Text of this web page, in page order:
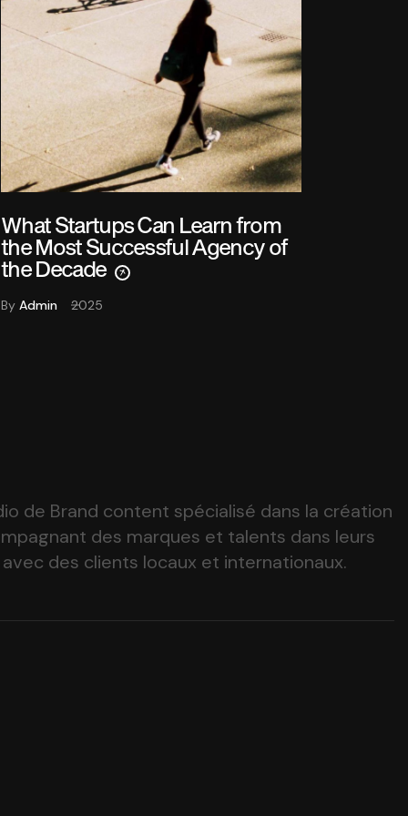
What Startups Can Learn from
the Most Successful Agency of
the Decade
By Admin 2025
de Brand content spécialisé dans la création
des marques et talents dans leurs
des clients locaux et internationaux.